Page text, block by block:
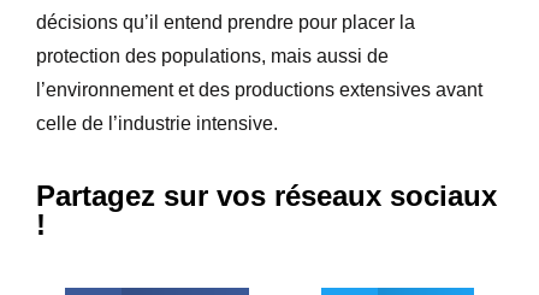
décisions qu’il entend prendre pour placer la
protection des populations, mais aussi de
l’environnement et des productions extensives avant
celle de l’industrie intensive.
Partagez sur vos réseaux sociaux
!